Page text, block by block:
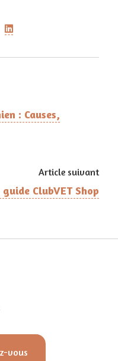
: Causes,
Article suivant
ClubVET Shop
vous